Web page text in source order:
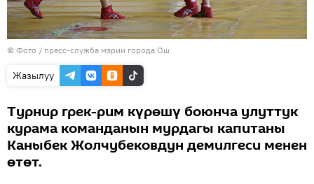
© Фото / пресс-служба мэрии города Ош
Жазылуу
Турнир грек-рим күрөшү боюнча улуттук
курама команданын мурдагы капитаны
Каныбек Жолчубековдун демилгеси менен
өтөт.